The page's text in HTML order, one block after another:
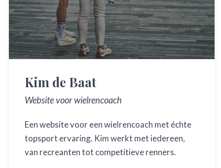
Kim de Baat
Website voor wielrencoach
Een website voor een wielrencoach met échte
topsport ervaring. Kim werkt met iedereen,
van recreanten tot competitieve renners.